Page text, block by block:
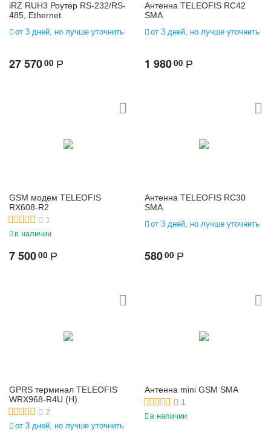
iRZ RUH3 Роутер RS-232/RS-
485, Ethernet
от 3 дней, но лучше уточнить
27 57000 Р
Антенна TELEOFIS RC42
SMA
от 3 дней, но лучше уточнить
1 98000 Р
GSM модем TELEOFIS
RX608-R2
1
в наличии
7 50000 Р
Антенна TELEOFIS RC30
SMA
от 3 дней, но лучше уточнить
58000 Р
GPRS терминал TELEOFIS
WRX968-R4U (H)
2
от 3 дней, но лучше уточнить
Антенна mini GSM SMA
1
в наличии